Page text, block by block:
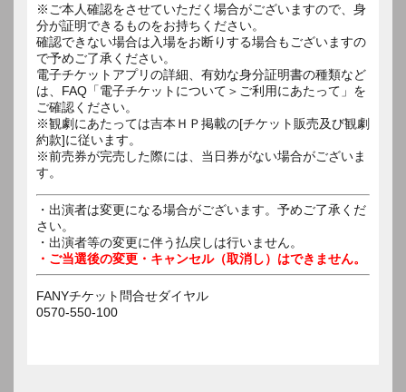
※ご本人確認をさせていただく場合がございますので、身
分が証明できるものをお持ちください。
確認できない場合は入場をお断りする場合もございますの
で予めご了承ください。
電子チケットアプリの詳細、有効な身分証明書の種類など
は、FAQ「電子チケットについて＞ご利用にあたって」を
ご確認ください。
※観劇にあたっては吉本ＨＰ掲載の[チケット販売及び観劇
約款]に従います。
※前売券が完売した際には、当日券がない場合がございま
す。
・出演者は変更になる場合がございます。予めご了承くだ
さい。
・出演者等の変更に伴う払戻しは行いません。
・ご当選後の変更・キャンセル（取消し）はできません。
FANYチケット問合せダイヤル
0570-550-100